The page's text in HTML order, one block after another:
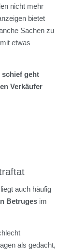
nicht mehr
bietet
Sachen zu
etwas
schief geht
Verkäufer
auch häufig
Betruges im
als gedacht,